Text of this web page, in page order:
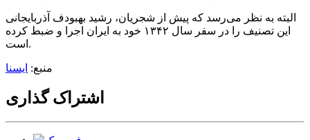
البته به نظر می‌رسد که پیش از شجریان، رشید بهبودف آذربایجانی
این تصنیف را در سفر سال ۱۳۴۲ خود به ایران اجرا و ضبط کرده
است.
منبع: ایسنا
اشتراک گذاری